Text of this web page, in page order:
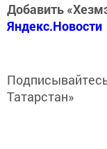
Добавить
Яндекс.Новости
Татарстан»